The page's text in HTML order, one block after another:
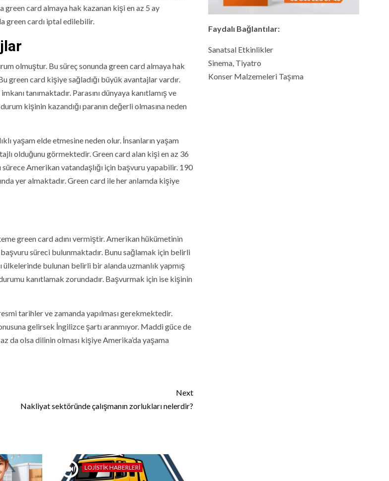
green card almaya hak kazanan kişi en az 5 ay
green cardı iptal edilebilir.
olmuştur. Bu süreç sonunda green card almaya hak
card kişiye sağladığı büyük avantajlar vardır.
tanımaktadır. Parasını dünyaya kanıtlamış ve
kişinin kazandığı paranın değerli olmasına neden
yaşam elde etmesine neden olur. İnsanların yaşam
olduğunu görmektedir. Green card alan kişi en az 36
Amerikan vatandaşlığı için başvuru yapabilir. 190
yer almaktadır. Green card ile her anlamda kişiye
green card adını vermiştir. Amerikan hükümetinin
süreci bulunmaktadır. Bunu sağlamak için belirli
bulunan belirli bir alanda uzmanlık yapmış
kanıtlamak zorundadır. Başvurmak için ise kişinin
tarihler ve zamanda yapılması gerekmektedir.
gelirsek İngilizce şartı aranmıyor. Maddi güce de
da olsa dilinin olması kişiye Amerika’da yaşama
Next
Nakliyat sektöründe çalışmanın zorlukları nelerdir?
LOJISTIK HABERLERI
Faydalı Bağlantılar:
Sanatsal Etkinlikler
Sinema, Tiyatro
Konser Malzemeleri Taşıma